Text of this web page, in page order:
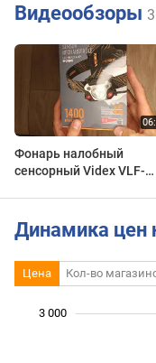
Видеообзоры 3
Фонарь налобный
сенсорный Videx VLF-
Динамика цен
Цена Кол-во
3 000